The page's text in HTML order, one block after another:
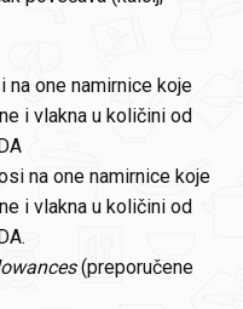
na one namirnice koje
i vlakna u količini od
na one namirnice koje
i vlakna u količini od
(preporučene